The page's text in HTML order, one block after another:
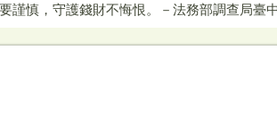
謹慎，守護錢財不悔恨。－法務部調查局臺